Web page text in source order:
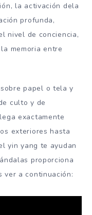
la activación dela
profunda,
nivel de conciencia,
memoria entre
papel o tela y
culto y de
exactamente
exteriores hasta
yin yang te ayudan
proporciona
ver a continuación: